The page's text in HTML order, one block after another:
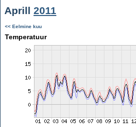
Aprill 2011
<< Eelmine kuu
Temperatuur